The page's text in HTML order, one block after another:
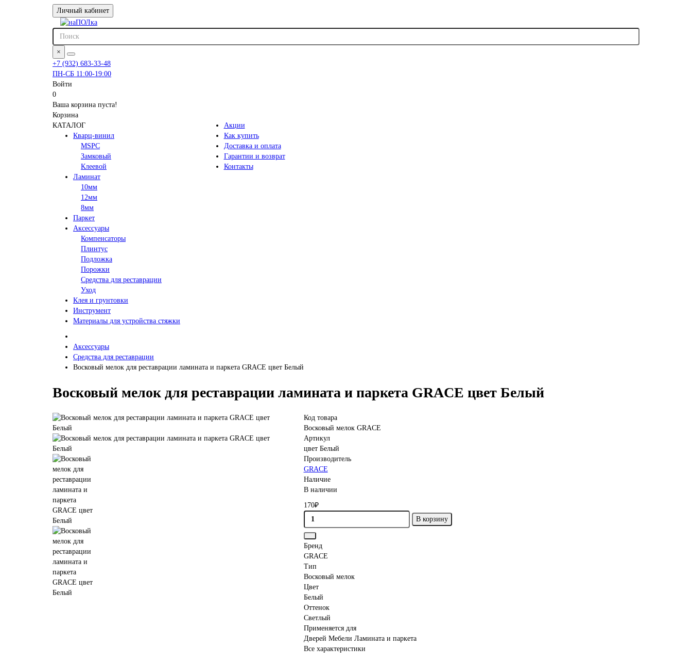
Личный кабинет
×
+7 (932) 683-33-48
ПН-СБ 11:00-19:00
Войти
0
Ваша корзина пуста!
Корзина
КАТАЛОГ
Кварц-винил
MSPC
Замковый
Клеевой
Ламинат
10мм
12мм
8мм
Паркет
Аксессуары
Компенсаторы
Плинтус
Подложка
Порожки
Средства для реставрации
Уход
Клея и грунтовки
Инструмент
Материалы для устройства стяжки
Акции
Как купить
Доставка и оплата
Гарантии и возврат
Контакты
Аксессуары
Средства для реставрации
Восковый мелок для реставрации ламината и паркета GRACE цвет Белый
Восковый мелок для реставрации ламината и паркета GRACE цвет Белый
Код товара
Восковый мелок GRACE
Артикул
цвет Белый
Производитель
GRACE
Наличие
В наличии
170₽
В корзину
Бренд
GRACE
Тип
Восковый мелок
Цвет
Белый
Оттенок
Светлый
Применяется для
Дверей Мебели Ламината и паркета
Все характеристики